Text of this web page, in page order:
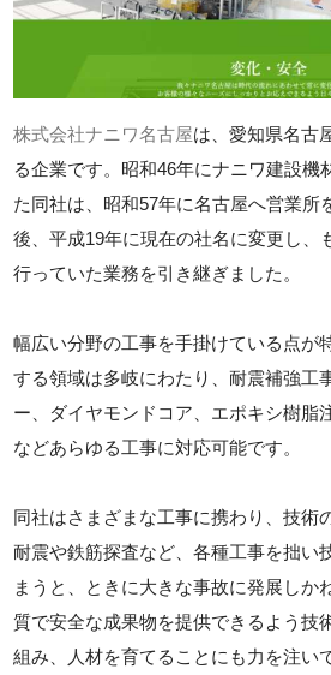
株式会社ナニワ名古屋は、愛知県名古
る企業です。昭和46年にナニワ建設機
た同社は、昭和57年に名古屋へ営業所
後、平成19年に現在の社名に変更し、
行っていた業務を引き継ぎました。
幅広い分野の工事を手掛けている点が
する領域は多岐にわたり、耐震補強工
ー、ダイヤモンドコア、エポキシ樹脂
などあらゆる工事に対応可能です。
同社はさまざまな工事に携わり、技術
耐震や鉄筋探査など、各種工事を拙い
まうと、ときに大きな事故に発展しか
質で安全な成果物を提供できるよう技
組み、人材を育てることにも力を注い